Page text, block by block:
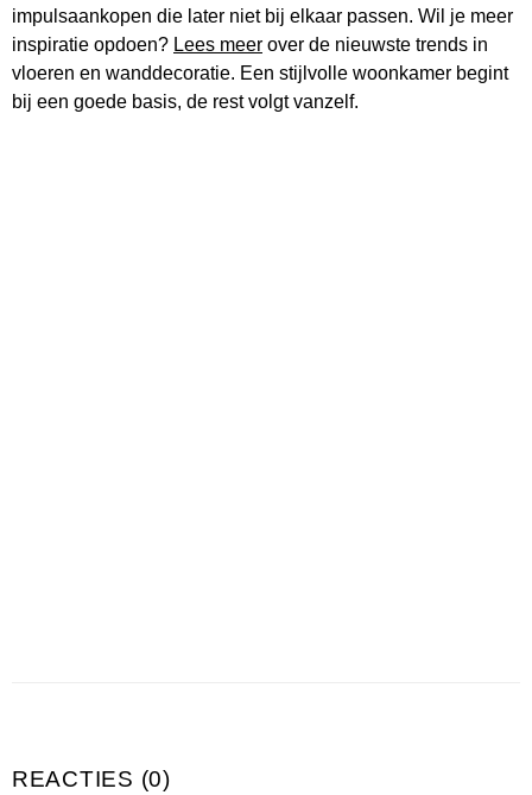
impulsaankopen die later niet bij elkaar passen. Wil je meer
inspiratie opdoen? Lees meer over de nieuwste trends in
vloeren en wanddecoratie. Een stijlvolle woonkamer begint
bij een goede basis, de rest volgt vanzelf.
REACTIES (0)